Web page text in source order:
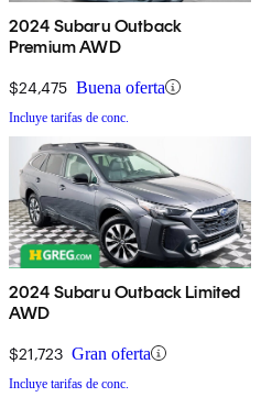
2024 Subaru Outback
Premium AWD
$24,475 Buena oferta
Incluye tarifas de conc.
2024 Subaru Outback Limited
AWD
$21,723 Gran oferta
Incluye tarifas de conc.